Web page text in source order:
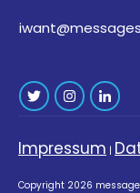
Impressum |
Copyright 2026